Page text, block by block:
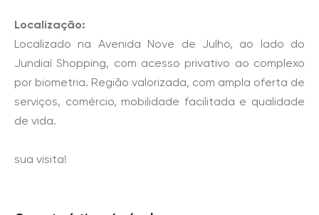
Localização:
Localizado na Avenida Nove de Julho, ao lado do
Jundiaí Shopping, com acesso privativo ao complexo
por biometria. Região valorizada, com ampla oferta de
serviços, comércio, mobilidade facilitada e qualidade
de vida.
sua visita!